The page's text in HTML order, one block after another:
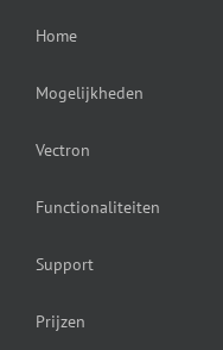
Home
Mogelijkheden
Vectron
Functionaliteiten
Support
Prijzen